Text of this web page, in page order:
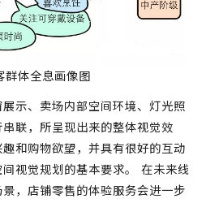
群体全息画像图
示、卖场内部空间环境、灯光照
联，所呈现出来的整体视觉效
和购物欲望，并具有很好的互动
视觉规划的基本要求。 在未来线
，店铺零售的体验服务会进一步